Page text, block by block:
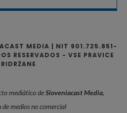
MEDIA | NIT 901.725.851-
RESERVADOS - VSE PRAVICE
mediático deSloveniacast Media,
medios no comercial